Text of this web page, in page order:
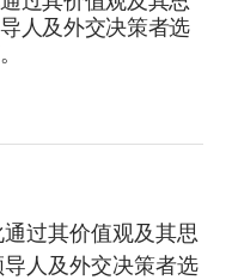
人及外交决策者选
过其价值观及其思
人及外交决策者选